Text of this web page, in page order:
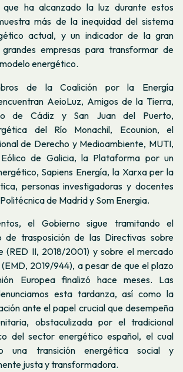
que ha alcanzado la luz durante estos
más de la inequidad del sistema
actual, y un indicador de la gran
empresas para transformar de
energético.
de la Coalición por la Energía
AeioLuz, Amigos de la Tierra,
de Cádiz y San Juan del Puerto,
del Río Monachil, Ecounion, el
de Derecho y Medioambiente, MUTI,
de Galicia, la Plataforma por un
Sapiens Energía, la Xarxa per la
personas investigadoras y docentes
de Madrid y Som Energia.
el Gobierno sigue tramitando el
de trasposición de las Directivas sobre
(RED II, 2018/2001) y sobre el mercado
2019/944), a pesar de que el plazo
Europea finalizó hace meses. Las
esta tardanza, así como la
ante el papel crucial que desempeña
obstaculizada por el tradicional
del sector energético español, el cual
una transición energética social y
justa y transformadora.